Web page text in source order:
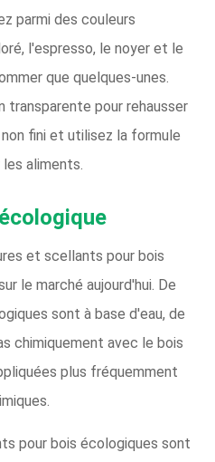
parmi des couleurs
l'espresso, le noyer et le
que quelques-unes.
transparente pour rehausser
fini et utilisez la formule
les aliments.
et scellants pour bois
le marché aujourd'hui. De
sont à base d'eau, de
chimiquement avec le bois
plus fréquemment
pour bois écologiques sont